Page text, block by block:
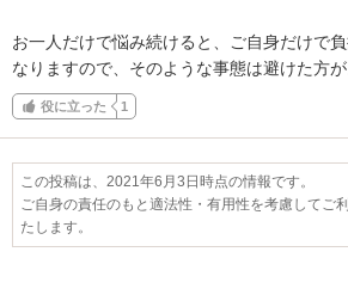
お一人だけで悩み続けると、ご自身だけで
なりますので、そのような事態は避けた方が
役に立った 1
この投稿は、2021年6月3日時点の情報です。
ご自身の責任のもと適法性・有用性を考慮してご
たします。